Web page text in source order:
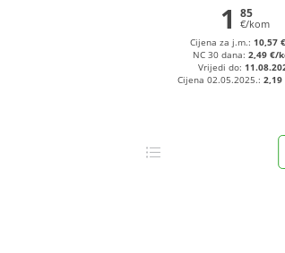
1 85
€/kom
Cijena za j.m.:10,57
NC 30 dana: 2,49 €/
Vrijedi do:
Cijena 02.05.2025.: 2,19